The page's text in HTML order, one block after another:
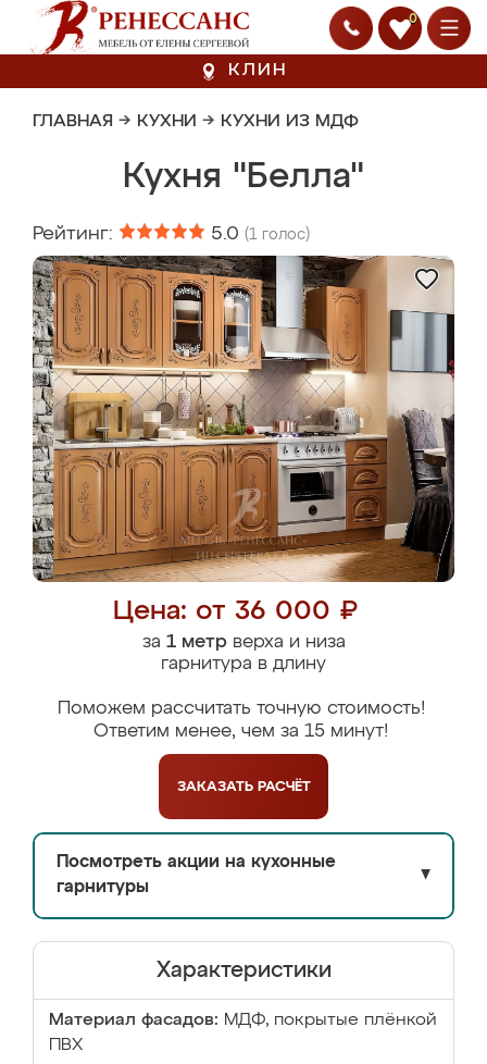
0
КЛИН
ГЛАВНАЯ → КУХНИ → КУХНИ ИЗ МДФ
Кухня "Белла"
Рейтинг: 5.0 (1 голос)
Цена: от 36 000 ₽
за 1 метрверха и низа
гарнитура в длину
Поможем рассчитать точную стоимость!
Ответим менее, чем за 15 минут!
ЗАКАЗАТЬ РАСЧЁТ
Посмотреть акции на кухонные
гарнитуры
▼
Характеристики
Материал фасадов: МДФ, покрытые плёнкой
ПВХ